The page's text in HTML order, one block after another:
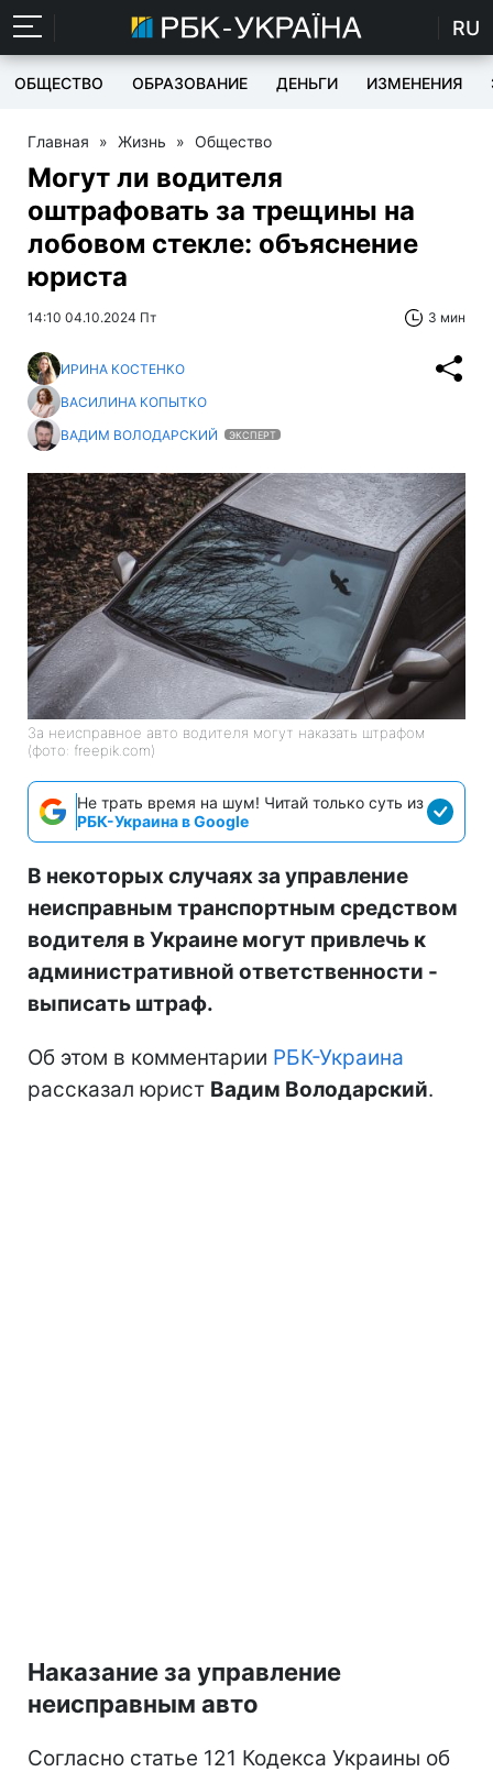
RU
ОБЩЕСТВО ОБРАЗОВАНИЕ ДЕНЬГИ ИЗМЕНЕНИЯ
Главная » Жизнь » Общество
Могут ли водителя
оштрафовать за трещины на
лобовом стекле: объяснение
юриста
14:10 04.10.2024 Пт 3 мин
ИРИНА КОСТЕНКО
ВАСИЛИНА КОПЫТКО
ВАДИМ ВОЛОДАРСКИЙ
ЭКСПЕРТ
За неисправное авто водителя могут наказать штрафом
(фото: freepik.com)
Не трать время на шум! Читай только суть из
РБК-Украина в Google
В некоторых случаях за управление
неисправным транспортным средством
водителя в Украине могут привлечь к
административной ответственности -
выписать штраф.
Об этом в комментарии РБК-Украина
рассказал юрист Вадим Володарский.
Наказание за управление
неисправным авто
Согласно статье 121 Кодекса Украины об